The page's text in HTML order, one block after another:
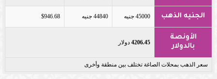
الجنيه الذهب 45000 جنيه 44840 جنيه $946.68
الأونصة
بالدولار
4206.45 دولار
سعر الذهب بمحلات الصاغة تختلف بين منطقة وأخرى